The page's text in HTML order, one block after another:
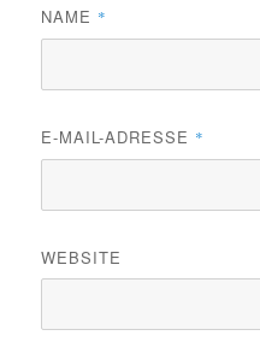
NAME *
E-MAIL-ADRESSE *
WEBSITE